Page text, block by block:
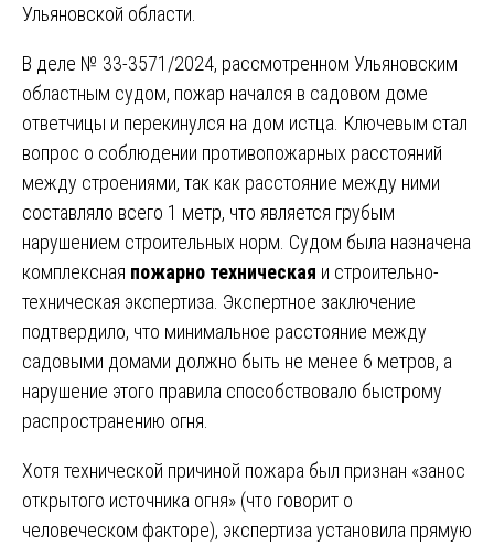
Ульяновской области.
В деле № 33-3571/2024, рассмотренном Ульяновским
областным судом, пожар начался в садовом доме
ответчицы и перекинулся на дом истца. Ключевым стал
вопрос о соблюдении противопожарных расстояний
между строениями, так как расстояние между ними
составляло всего 1 метр, что является грубым
нарушением строительных норм. Судом была назначена
комплексная пожарно техническая и строительно-
техническая экспертиза. Экспертное заключение
подтвердило, что минимальное расстояние между
садовыми домами должно быть не менее 6 метров, а
нарушение этого правила способствовало быстрому
распространению огня.
Хотя технической причиной пожара был признан «занос
открытого источника огня» (что говорит о
человеческом факторе), экспертиза установила прямую